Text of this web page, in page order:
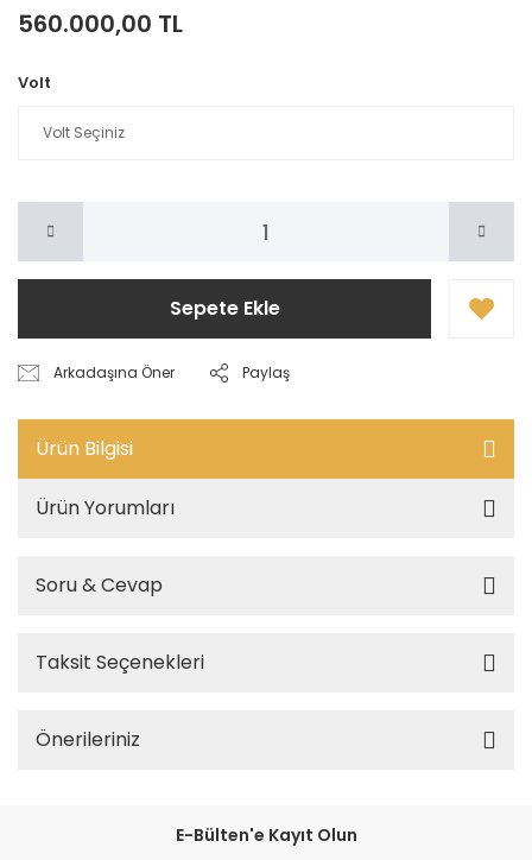
560.000,00 TL
Volt
Sepete Ekle
Arkadaşına Öner Paylaş
Ürün Bilgisi
Ürün Yorumları
Soru & Cevap
Taksit Seçenekleri
Önerileriniz
E-Bülten'e Kayıt Olun